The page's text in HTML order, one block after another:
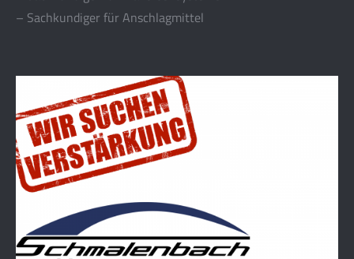
– Sachkundiger für Anschlagmittel